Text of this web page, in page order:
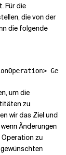
Für die
die von der
die folgende
um die
zu
wir das Ziel und
Änderungen
Operation zu